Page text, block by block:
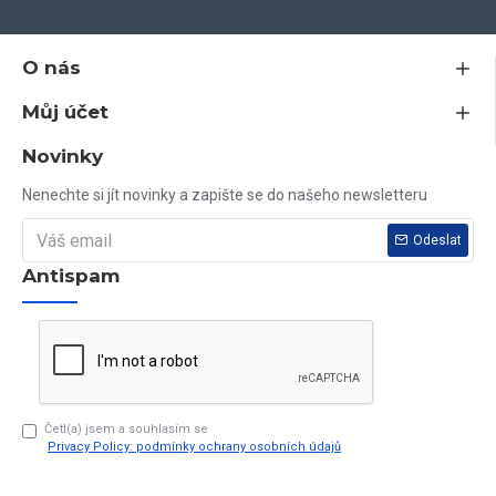
vloupání
- ekologický profil bez olova
- vyztuženo žárově upraveným pozinkovaným profilem,
pro nadstandartní stabilitu
vzhled
O nás
Můj účet
Novinky
Nenechte si jít novinky a zapište se do našeho newsletteru
Odeslat
Antispam
Četl(a) jsem a souhlasím se
Privacy Policy: podmínky ochrany osobních údajů